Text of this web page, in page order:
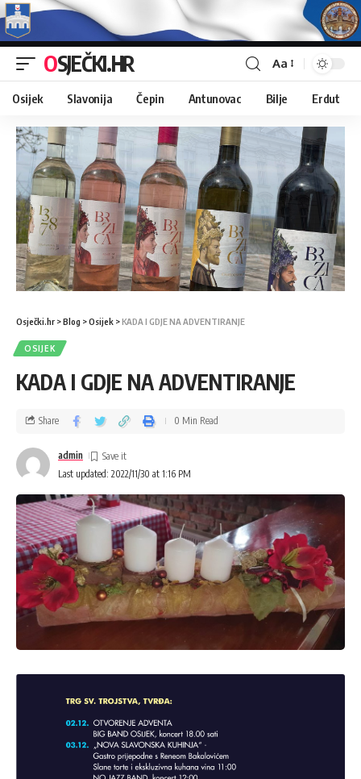
OSJEČKI.HR Aa
Osijek Slavonija Čepin Antunovac Bilje Erdut
Osječki.hr >Blog >Osijek >KADA I GDJE NA ADVENTIRANJE
OSIJEK
KADA I GDJE NA ADVENTIRANJE
Last updated: 2022/11/30 at 1:16 PM
admin
Share 0 Min Read